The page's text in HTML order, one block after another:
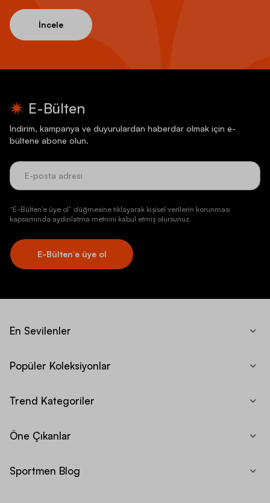
İncele
E-Bülten
İndirim, kampanya ve duyurulardan haberdar olmak için e-
bültene abone olun.
“E-Bülten’e üye ol” düğmesine tıklayarak kişisel verilerin korunması
kapsamında aydınlatma metnini kabul etmiş olursunuz.
E-Bülten’e üye ol
En Sevilenler
Popüler Koleksiyonlar
Trend Kategoriler
Öne Çıkanlar
Sportmen Blog